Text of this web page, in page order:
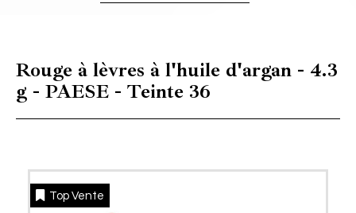
Rouge à lèvres à l'huile d'argan - 4.3
g - PAESE - Teinte 36
Top Vente